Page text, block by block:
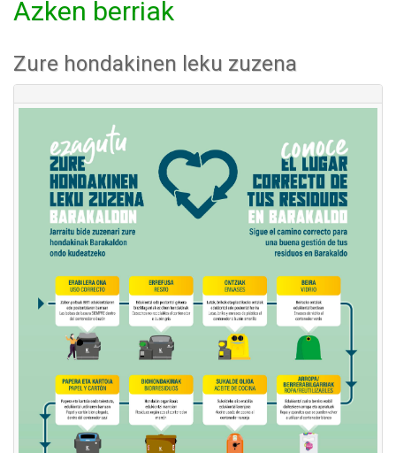
Azken berriak
Zure hondakinen leku zuzena